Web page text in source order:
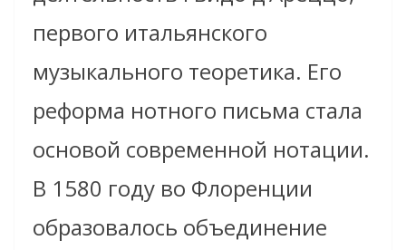
первого итальянского
музыкального теоретика. Его
реформа нотного письма стала
основой современной нотации.
В 1580 году во Флоренции
образовалось объединение